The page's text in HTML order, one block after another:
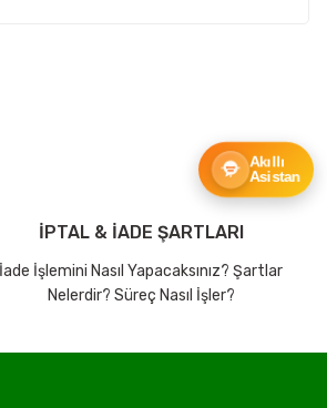
İPTAL & İADE ŞARTLARI
İade İşlemini Nasıl Yapacaksınız? Şartlar
Nelerdir? Süreç Nasıl İşler?
Akıllı
Asistan